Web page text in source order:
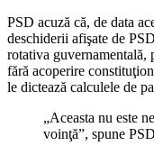
PSD acuză că, de data
deschiderii afişate de
rotativa
fără acoperire
le dictează calculele de
„Aceasta nu este
voinţă”, spune